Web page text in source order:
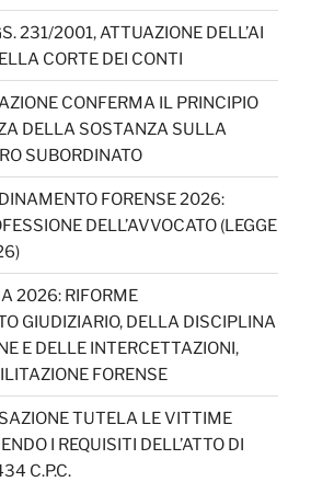
dI
n
u
b
e
C
h
a
n
n
el
231/2001, ATTUAZIONE DELL’AI
CORTE DEI CONTI
CONFERMA IL PRINCIPIO
DELLA SOSTANZA SULLA
SUBORDINATO
FORENSE 2026:
DELL’AVVOCATO (LEGGE
2026: RIFORME
GIUDIZIARIO, DELLA DISCIPLINA
E DELLE INTERCETTAZIONI,
FORENSE
TUTELA LE VITTIME
I REQUISITI DELL’ATTO DI
C.P.C.